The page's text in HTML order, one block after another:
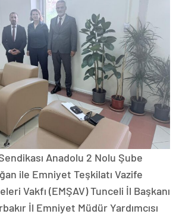
Anadolu 2 Nolu Şube
ile Emniyet Teşkilatı Vazife
Vakfı (EMŞAV) Tunceli İl Başkanı
İl Emniyet Müdür Yardımcısı